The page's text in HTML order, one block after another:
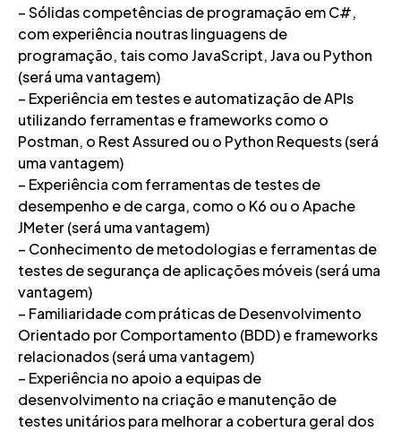
– Sólidas competências de programação em C#,
com experiência noutras linguagens de
programação, tais como JavaScript, Java ou Python
(será uma vantagem)
– Experiência em testes e automatização de APIs
utilizando ferramentas e frameworks como o
Postman, o Rest Assured ou o Python Requests (será
uma vantagem)
– Experiência com ferramentas de testes de
desempenho e de carga, como o K6 ou o Apache
JMeter (será uma vantagem)
– Conhecimento de metodologias e ferramentas de
testes de segurança de aplicações móveis (será uma
vantagem)
– Familiaridade com práticas de Desenvolvimento
Orientado por Comportamento (BDD) e frameworks
relacionados (será uma vantagem)
– Experiência no apoio a equipas de
desenvolvimento na criação e manutenção de
testes unitários para melhorar a cobertura geral dos